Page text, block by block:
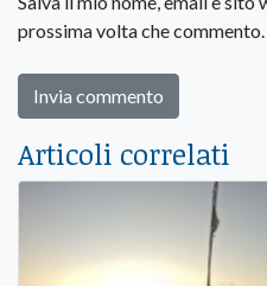
prossima volta che commento.
Articoli correlati